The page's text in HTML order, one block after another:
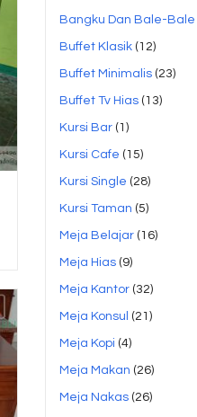
Bangku Dan Bale-Bale
Buffet Klasik(12)
Buffet Minimalis(23)
Buffet Tv Hias(13)
Kursi Bar(1)
Kursi Cafe (15)
Kursi Single (28)
Kursi Taman (5)
Meja Belajar(16)
Meja Hias(9)
Meja Kantor(32)
Meja Konsul (21)
Meja Kopi (4)
Meja Makan (26)
Meja Nakas(26)